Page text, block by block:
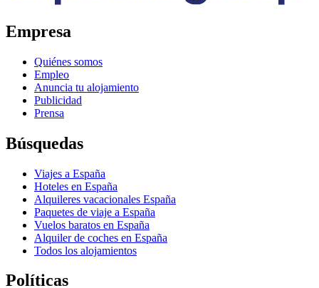
Empresa
Quiénes somos
Empleo
Anuncia tu alojamiento
Publicidad
Prensa
Búsquedas
Viajes a España
Hoteles en España
Alquileres vacacionales España
Paquetes de viaje a España
Vuelos baratos en España
Alquiler de coches en España
Todos los alojamientos
Políticas